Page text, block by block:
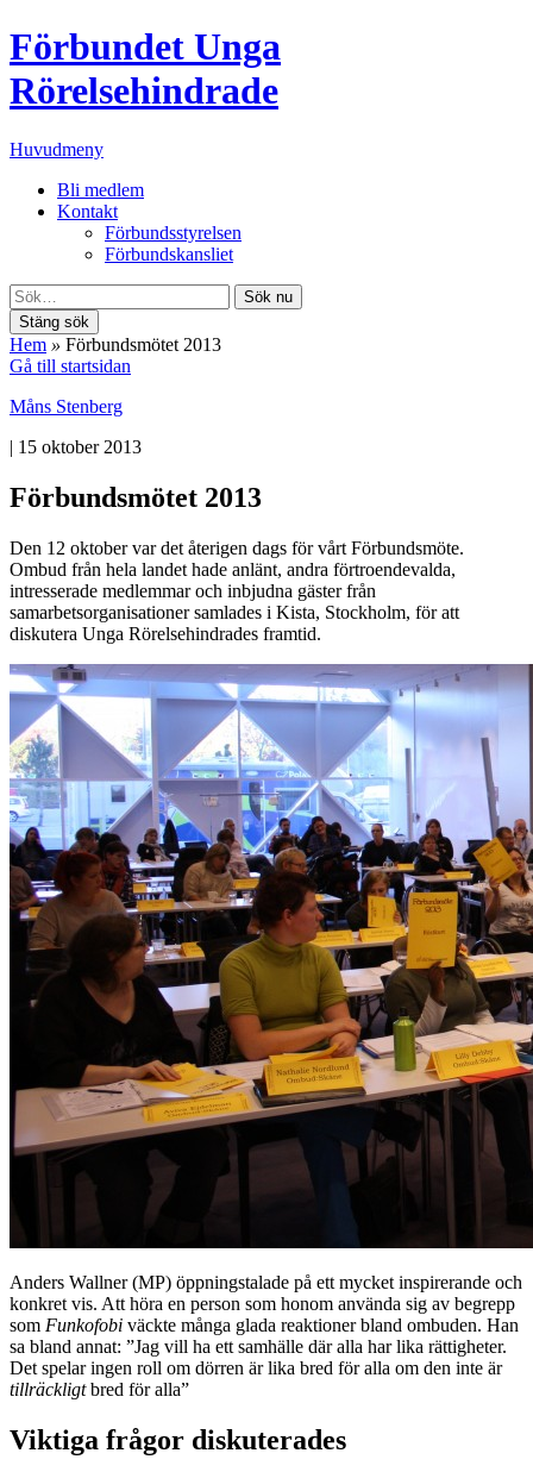
Förbundet Unga
Rörelsehindrade
Huvudmeny
Bli medlem
Kontakt
Förbundsstyrelsen
Förbundskansliet
Sök nu
Stäng sök
Hem » Förbundsmötet 2013
Gå till startsidan
Måns Stenberg
| 15 oktober 2013
Förbundsmötet 2013
Den 12 oktober var det återigen dags för vårt Förbundsmöte.
Ombud från hela landet hade anlänt, andra förtroendevalda,
intresserade medlemmar och inbjudna gäster från
samarbetsorganisationer samlades i Kista, Stockholm, för att
diskutera Unga Rörelsehindrades framtid.
Anders Wallner (MP) öppningstalade på ett mycket inspirerande och
konkret vis. Att höra en person som honom använda sig av begrepp
som Funkofobi väckte många glada reaktioner bland ombuden. Han
sa bland annat: ”Jag vill ha ett samhälle där alla har lika rättigheter.
Det spelar ingen roll om dörren är lika bred för alla om den inte är
tillräckligtbred för alla”
Viktiga frågor diskuterades